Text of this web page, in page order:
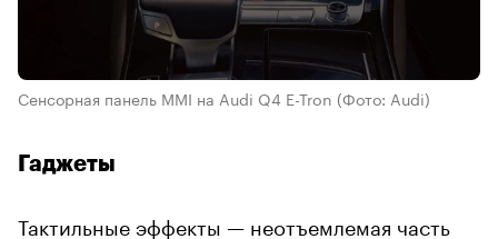
Сенсорная панель MMI на Audi Q4 E-Tron (Фото: Audi)
Гаджеты
Тактильные эффекты — неотъемлемая часть